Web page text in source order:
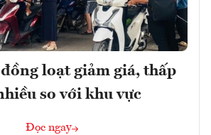
loạt giảm giá, thấp
so với khu vực
Đọc ngay